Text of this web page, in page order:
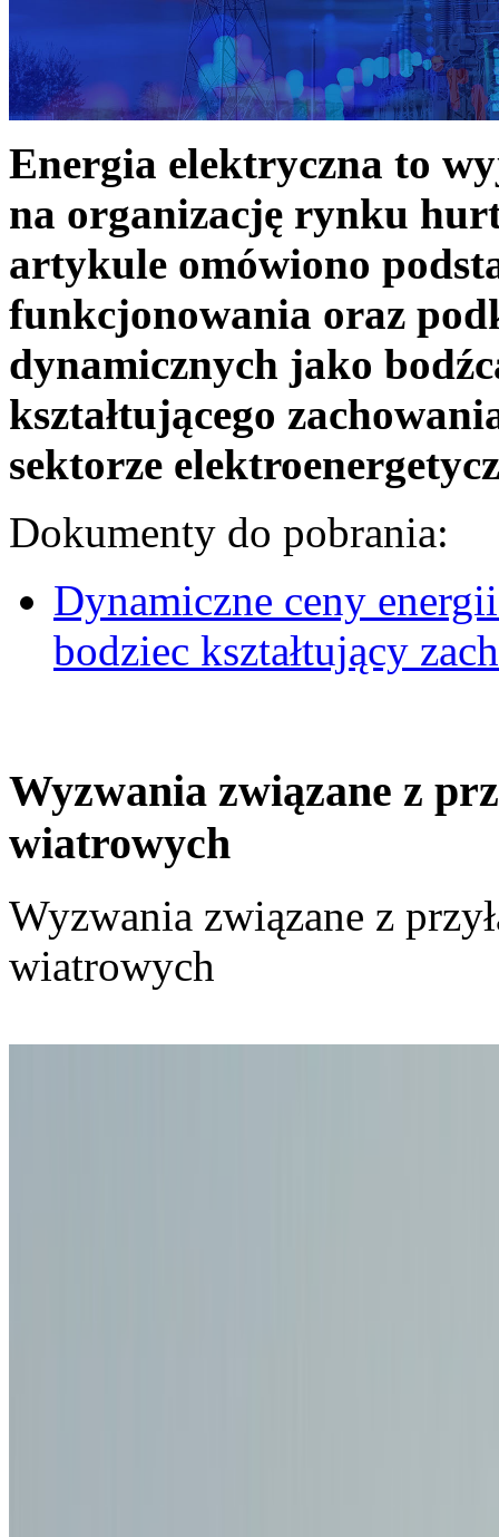
Energia elektryczna to
na organizację rynku
artykule omówiono
funkcjonowania oraz
dynamicznych jako
kształtującego
sektorze
Dokumenty do pobrania:
Dynamiczne ceny
bodziec kształtujący
Wyzwania związane z
wiatrowych
Wyzwania związane z
wiatrowych